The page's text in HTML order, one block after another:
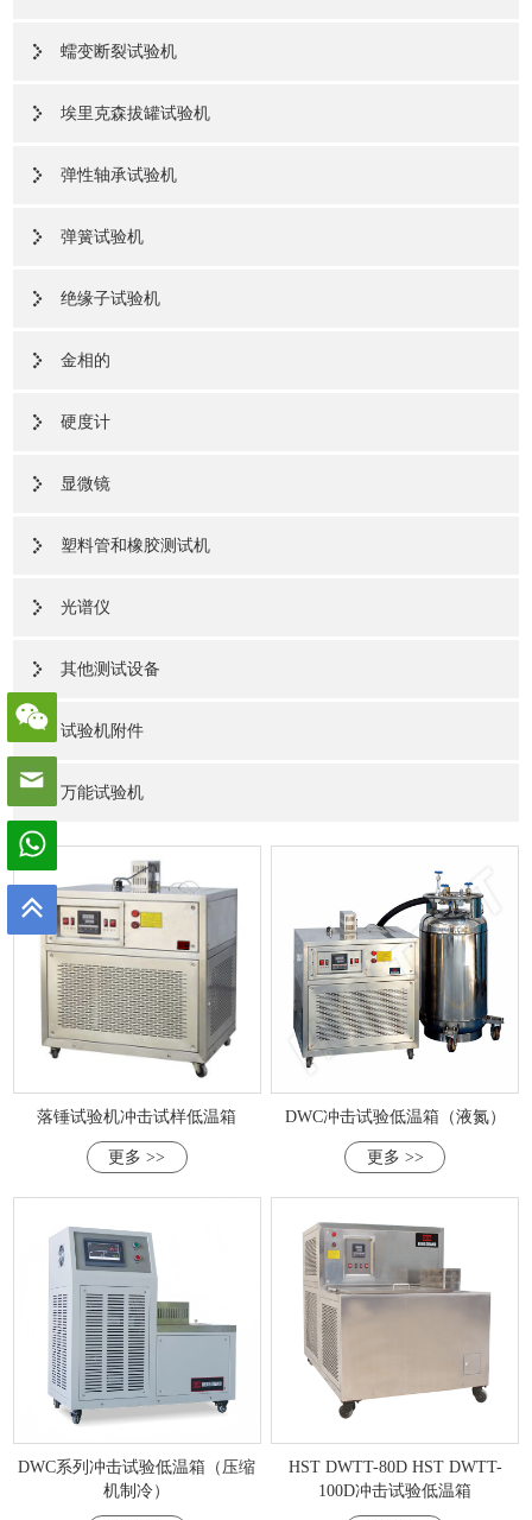
蠕变断裂试验机
埃里克森拔罐试验机
弹性轴承试验机
弹簧试验机
绝缘子试验机
金相的
硬度计
显微镜
塑料管和橡胶测试机
光谱仪
其他测试设备
试验机附件
万能试验机
落锤试验机冲击试样低温箱
更多 >>
DWC冲击试验低温箱（液氮）
更多 >>
DWC系列冲击试验低温箱（压缩
机制冷）
HST DWTT-80D HST DWTT-
100D冲击试验低温箱